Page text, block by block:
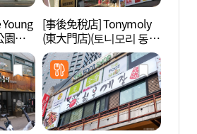
園站
역사
[事後免稅店] Tonymoly
(東大門店)(토니모리 동대
문점)